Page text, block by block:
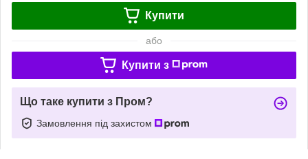
Купити
або
Купити з
Що таке купити з Пром?
Замовлення під захистом